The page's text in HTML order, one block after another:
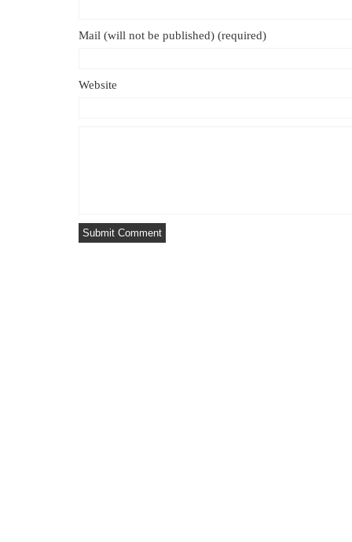
Mail (will not be published) (required)
Website